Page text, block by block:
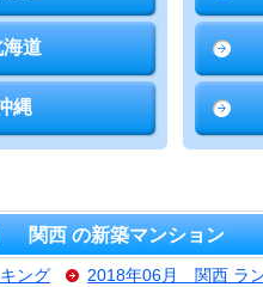
道
縄
関西 の新築マンション
ング 2018年06月 関西 ラ